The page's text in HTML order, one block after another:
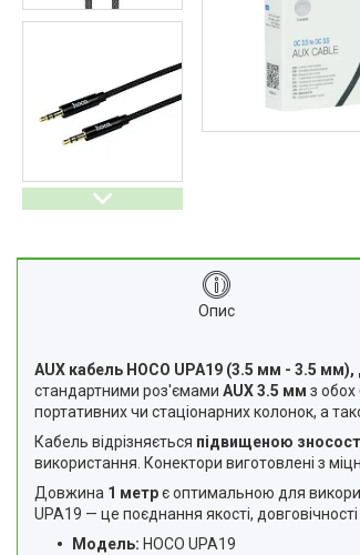
Опис
AUX кабель HOCO UPA19 (3.5 мм - 3.5
стандартними роз'ємами AUX 3.5 мм з обох
портативних чи стаціонарних колонок, а
Кабель відрізняється підвищеною
використання. Конектори виготовлені з
Довжина 1 метрє оптимальною для
UPA19 — це поєднання якості,
Модель: HOCO UPA19